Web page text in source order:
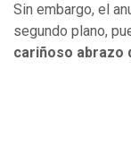
Sin embargo, el
segundo plano,
cariñoso abrazo